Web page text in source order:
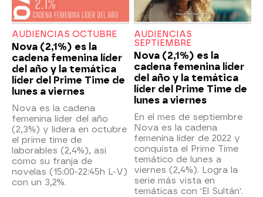
AUDIENCIAS OCTUBRE
Nova (2,1%) es la
cadena femenina líder
del año y la temática
líder del Prime Time de
lunes a viernes
Nova es la cadena
femenina líder del año
(2,3%) y lidera en octubre
el prime time de
laborables (2,4%), así
como su franja de
novelas (15:00-22:45h L-V)
con un 3,2%.
AUDIENCIAS
SEPTIEMBRE
Nova (2,1%) es la
cadena femenina líder
del año y la temática
líder del Prime Time de
lunes a viernes
En el mes de septiembre
Nova es la cadena
femenina líder de 2022 y
conquista el Prime Time
temático de lunes a
viernes (2,4%). Logra la
serie más vista en
temáticas con 'El Sultán'.